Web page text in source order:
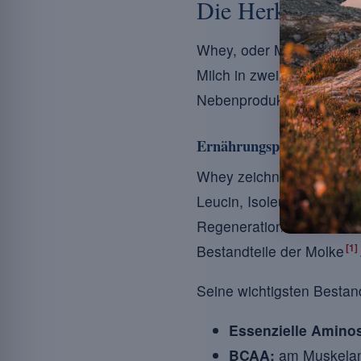
Die Herkunft
Whey, oder
Milch in zwei
Nebenprodukt
Whey zeichnet sich
Leucin, Isoleucin und
Regeneration nach der
Bestandteile der Molke [1]
Seine wichtigsten
Essenzielle
BCAA: am